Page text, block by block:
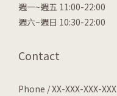
週一~週五 11:00-22:00
週六~週日 10:30-22:00
Contact
Phone / XX-XXX-XXX-XXX